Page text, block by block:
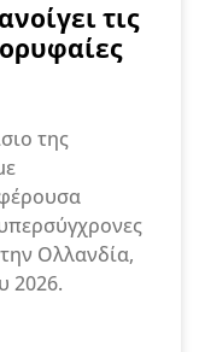
τις
της
Ολλανδία,
2026.